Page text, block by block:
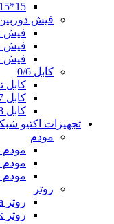
15*15
فیش
فیش BNC
فیش
فیش
کابل 0/6
کابل
کابل 0/7
کابل 0/8
تجهیزات اکتیو
مودم
مودم D-link
مودم Tenda
مودم TP-link
روتر
روتر Tenda
روتر TP-link